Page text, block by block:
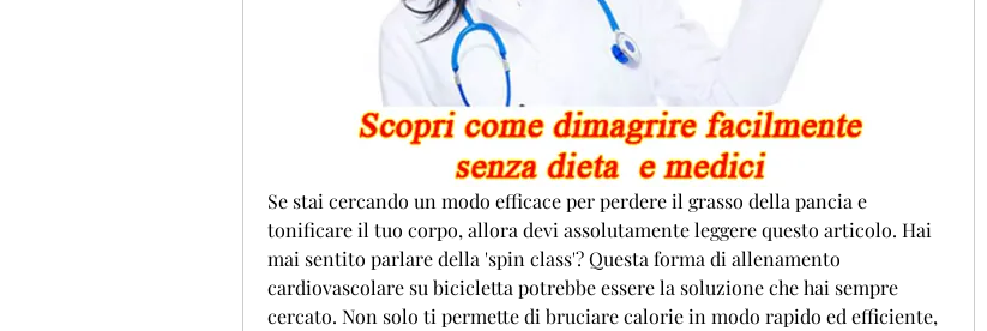
Se stai cercando un modo efficace per perdere il grasso della pancia e
tonificare il tuo corpo, allora devi assolutamente leggere questo articolo. Hai
mai sentito parlare della 'spin class'? Questa forma di allenamento
cardiovascolare su bicicletta potrebbe essere la soluzione che hai sempre
cercato. Non solo ti permette di bruciare calorie in modo rapido ed efficiente,